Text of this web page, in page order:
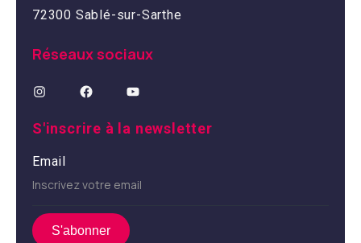
72300 Sablé-sur-Sarthe
Réseaux sociaux
S'inscrire à la newsletter
Email